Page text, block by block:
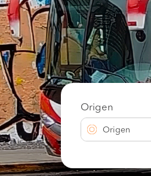
Origen
Origen